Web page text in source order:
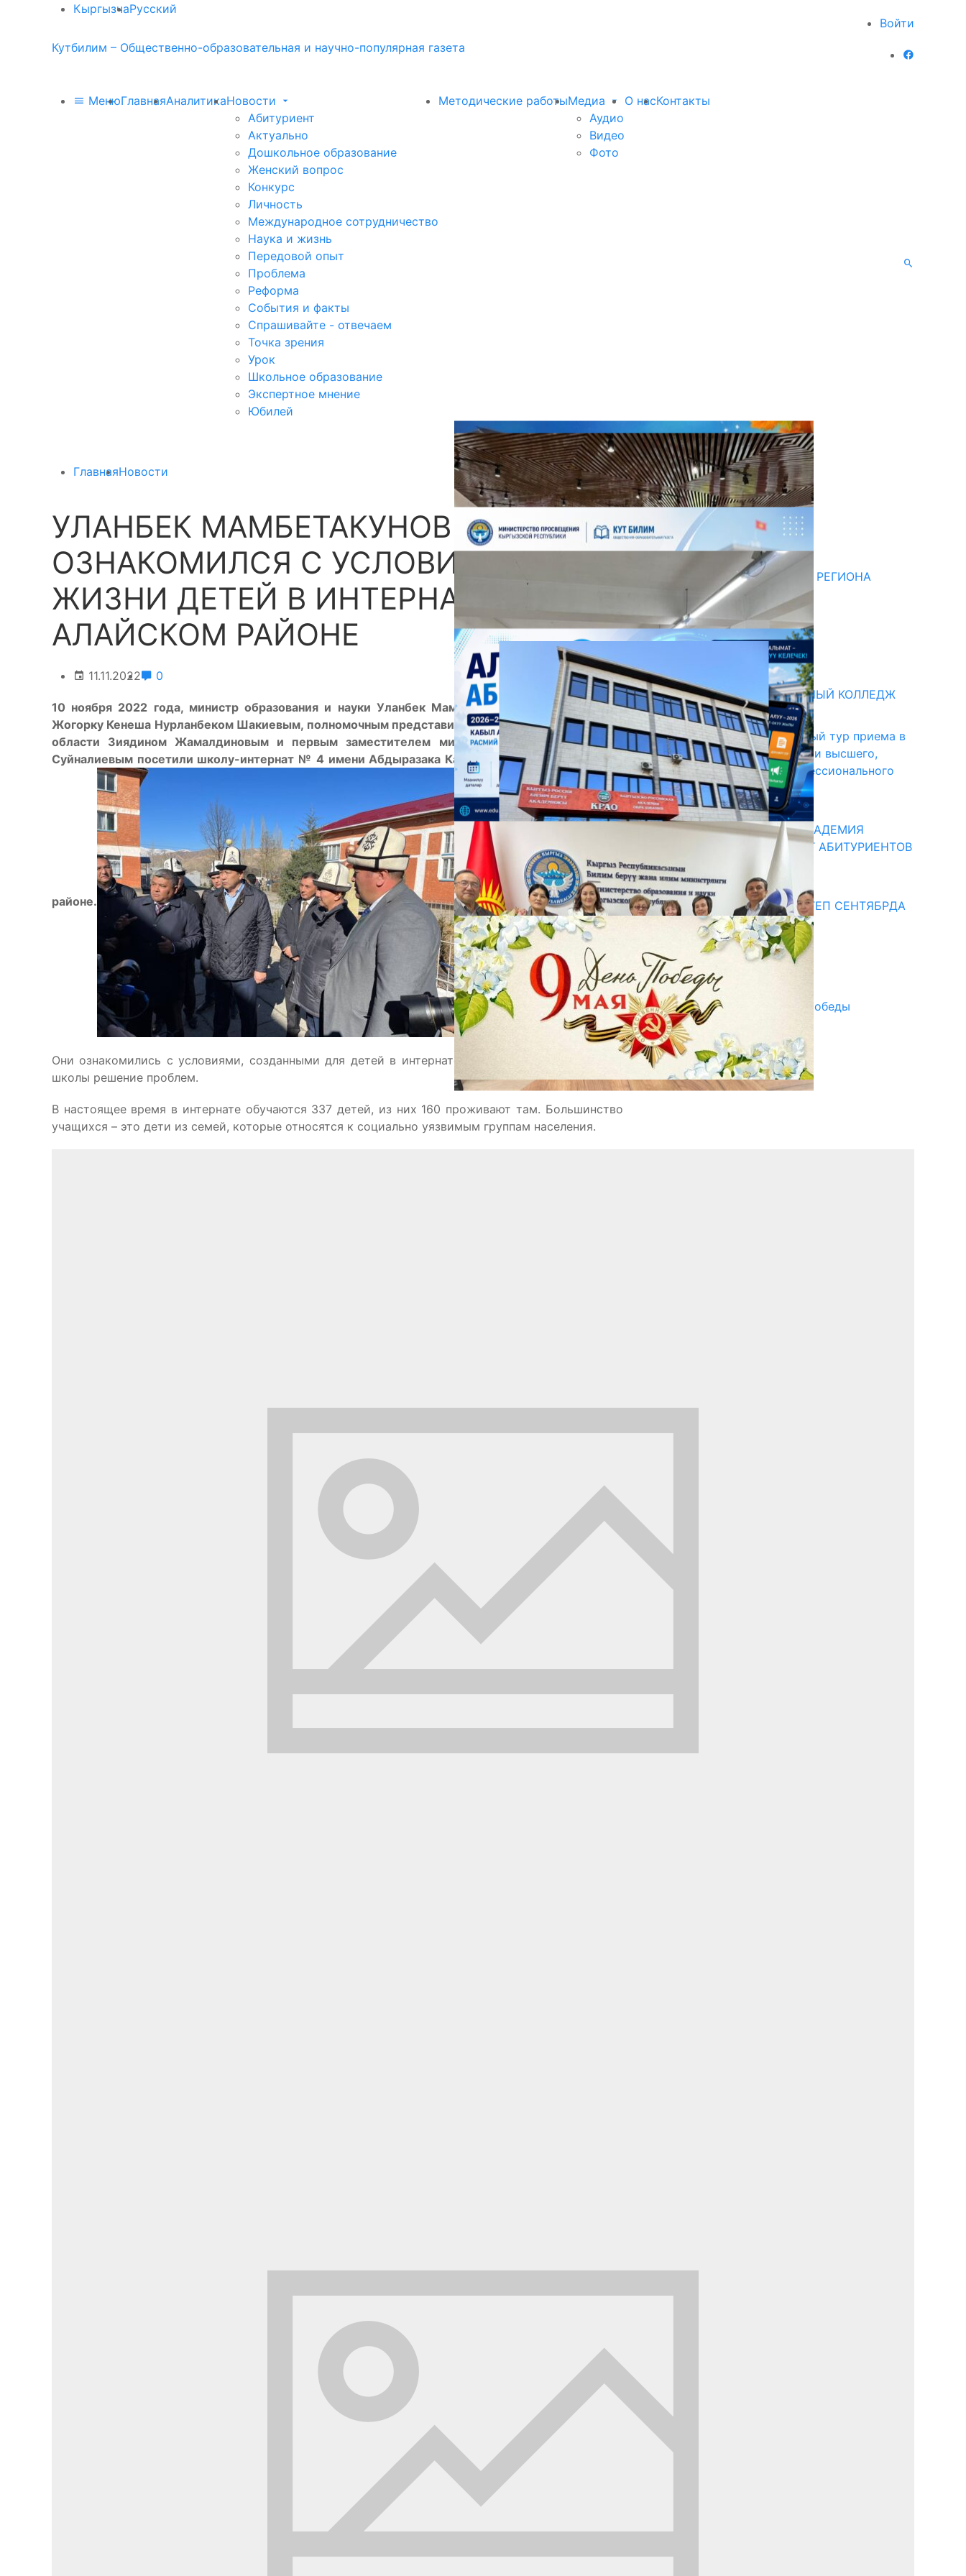
КыргызчаРусский
Войти
Кутбилим – Общественно-образовательная и научно-популярная газета
МенюГлавнаяАналитикаНовости
Абитуриент
Актуально
Дошкольное образование
Женский вопрос
Конкурс
Личность
Международное сотрудничество
Наука и жизнь
Передовой опыт
Проблема
Реформа
События и факты
Спрашивайте - отвечаем
Точка зрения
Урок
Школьное образование
Экспертное мнение
Юбилей
Методические работыМедиа
Аудио
Видео
Фото
О насКонтакты
ГлавнаяНовости
УЛАНБЕК МАМБЕТАКУНОВ
ОЗНАКОМИЛСЯ С УСЛОВИЯМИ
ЖИЗНИ ДЕТЕЙ В ИНТЕРНАТЕ В
АЛАЙСКОМ РАЙОНЕ
11.11.2022 0
10 ноября 2022 года, министр образования и науки Уланбек Мамбетакунов вместе с торага
Жогорку Кенеша Нурланбеком Шакиевым, полномочным представителем президента в Ошской
области Зиядином Жамалдиновым и первым заместителем министра финансов Русланом
Суйналиевым посетили школу-интернат № 4 имени Абдыразака Кадырмамат уулу в Алайском
районе.
Они ознакомились с условиями, созданными для детей в интернате, и обсудили с директором
школы решение проблем.
В настоящее время в интернате обучаются 337 детей, из них 160 проживают там. Большинство
учащихся – это дети из семей, которые относятся к социально уязвимым группам населения.
Последние новости
НЕДЕЛЯ В ОБЗОРЕ
07.08.2026
ДЛЯ МЕТОДИСТОВ ЮЖНОГО РЕГИОНА
НАЧАЛОСЬ ОБУЧЕНИЕ
05.08.2026
НЕДЕЛЯ В ОБЗОРЕ
Абитуриент
БИШКЕКСКИЙ УНИВЕРСАЛЬНЫЙ КОЛЛЕДЖ
17.07.2026
В Кыргызстане начался первый тур приема в
образовательные организации высшего,
среднего и начального профессионального
образования
13.07.2026
КЫРГЫЗКО-РОССИЙСКАЯ АКАДЕМИЯ
ОБРАЗОВАНИЯ ПРИГЛАШАЕТ АБИТУРИЕНТОВ
10.07.2026
Медиа
СУЗАКТА 750 ОРУНДУУ МЕКТЕП СЕНТЯБРДА
ПАЙДАЛАНУУГА БЕРИЛЕТ
07.08.2025
Улуу Жеңиштин жандуу сөзү
29.04.2025
Награды в преддверии Дня Победы
29.04.2025